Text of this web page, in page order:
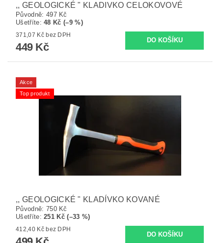
,, GEOLOGICKÉ " KLADIVKO CELOKOVOVÉ
Původně: 497 Kč
Ušetříte:48 Kč (–9 %)
371,07 Kč bez DPH
449 Kč
Akce
Top produkt
,, GEOLOGICKÉ " KLADÍVKO KOVANÉ
Původně: 750 Kč
Ušetříte:251 Kč (–33 %)
412,40 Kč bez DPH